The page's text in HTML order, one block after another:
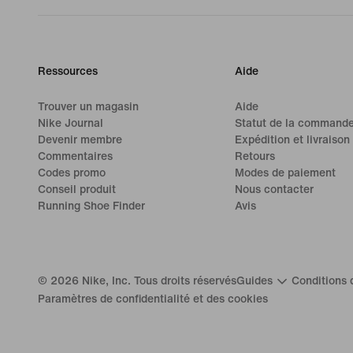
Ressources
Trouver un magasin
Nike Journal
Devenir membre
Commentaires
Codes promo
Conseil produit
Running Shoe Finder
Aide
Aide
Statut de la
Expédition et livraison
Retours
Modes de paiement
Nous contacter
Avis
© 2026 Nike, Inc. Tous droits réservésGuides
Conditions
Paramètres de confidentialité et des cookies